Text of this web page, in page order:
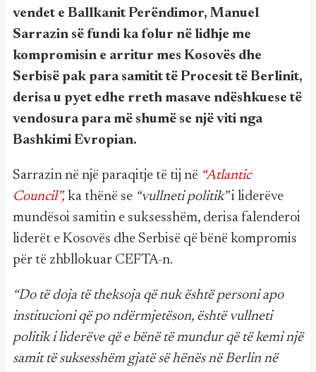
vendet e Ballkanit Perëndimor, Manuel
Sarrazin së fundi ka folur në lidhje me
kompromisin e arritur mes Kosovës dhe
Serbisë pak para samitit të Procesit të Berlinit,
derisa u pyet edhe rreth masave ndëshkuese të
vendosura para më shumë se një viti nga
Bashkimi Evropian.
Sarrazin në një paraqitje të tij në “Atlantic
Council”, ka thënë se “vullneti politik”i liderëve
mundësoi samitin e suksesshëm, derisa falenderoi
liderët e Kosovës dhe Serbisë që bënë kompromis
për të zhbllokuar CEFTA-n.
“Do të doja të theksoja që nuk është personi apo
institucioni që po ndërmjetëson, është vullneti
politik i liderëve që e bënë të mundur që të kemi një
samit të suksesshëm gjatë së hënës në Berlin në